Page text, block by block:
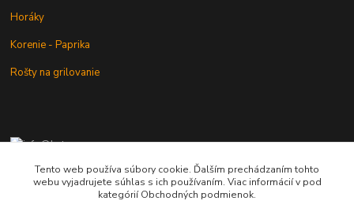
Horáky
Korenie - Paprika
Rošty na grilovanie
+421 902 212 007
od 8:00 - do 16:00 hod
Tento web používa súbory cookie. Ďalším prechádzaním tohto
webu vyjadrujete súhlas s ich používaním. Viac informácií v pod
kategórií Obchodných podmienok.